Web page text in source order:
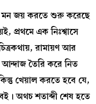
মন জয় করতে শুরু করেছে
প্রথমে এক নিঃশ্বাসে
রামায়ণ আর
তৈরি করে নিত
খেয়াল করতে হবে যে,
অথচ শতাব্দী শেষ হতে